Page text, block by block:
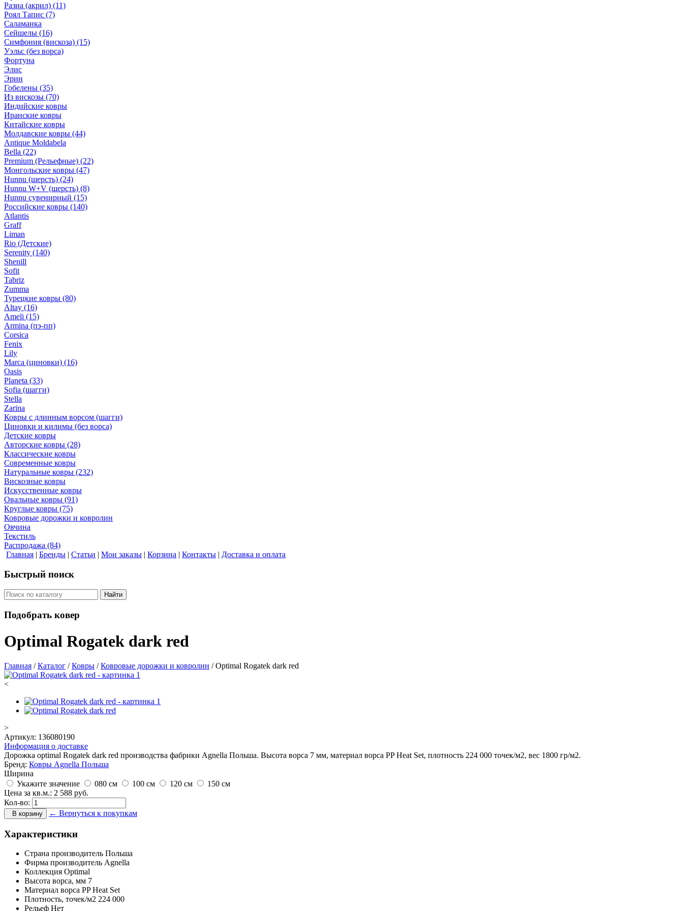
Разиа (акрил) (11)
Роял Тапис (7)
Саламанка
Сейшелы (16)
Симфония (вискоза) (15)
Уэльс (без ворса)
Фортуна
Элис
Эрин
Гобелены (35)
Из вискозы (70)
Индийские ковры
Иранские ковры
Китайские ковры
Молдавские ковры (44)
Antique Moldabela
Bella (22)
Premium (Рельефные) (22)
Монгольские ковры (47)
Hunnu (шерсть) (24)
Hunnu W+V (шерсть) (8)
Hunnu сувенирный (15)
Российские ковры (140)
Atlantis
Graff
Liman
Rio (Детские)
Serenity (140)
Shenill
Sofit
Tabriz
Zumma
Турецкие ковры (80)
Altay (16)
Ameli (15)
Armina (пэ-пп)
Corsica
Fenix
Lily
Marca (циновки) (16)
Oasis
Planeta (33)
Sofia (шагги)
Stella
Zarina
Ковры с длинным ворсом (шагги)
Циновки и килимы (без ворса)
Детские ковры
Авторские ковры (28)
Классические ковры
Современные ковры
Натуральные ковры (232)
Вискозные ковры
Искусственные ковры
Овальные ковры (91)
Круглые ковры (75)
Ковровые дорожки и ковролин
Овчина
Текстиль
Распродажа (84)
Главная | Бренды | Статьи | Мои заказы | Корзина | Контакты | Доставка и оплата
Быстрый поиск
Найти
Подобрать ковер
Optimal Rogatek dark red
Главная / Каталог / Ковры / Ковровые дорожки и ковролин / Optimal Rogatek dark red
<
>
Артикул: 136080190
Информация о доставке
Дорожка optimal Rogatek dark red производства фабрики Agnella Польша. Высота ворса 7 мм, материал ворса PP Heat Set, плотность 224 000 точек/м2, вес 1800 гр/м2.
Бренд: Ковры Agnella Польша
Ширина
Укажите значение
080 см 100 см 120 см
150 см
Цена за кв.м.: 2 588 руб.
Кол-во:
В корзину ← Вернуться к покупкам
Характеристики
Страна производитель Польша
Фирма производитель Agnella
Коллекция Optimal
Высота ворса, мм 7
Материал ворса PP Heat Set
Плотность, точек/м2 224 000
Рельеф Нет